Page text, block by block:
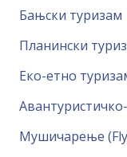
Бањски туризам
Планински
Еко-етно
Мушичарење